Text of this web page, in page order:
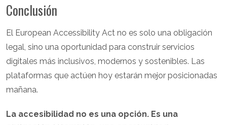
Conclusión
El European Accessibility Act no es solo una obligación
legal, sino una oportunidad para construir servicios
digitales más inclusivos, modernos y sostenibles. Las
plataformas que actúen hoy estarán mejor posicionadas
mañana.
La accesibilidad no es una opción. Es una